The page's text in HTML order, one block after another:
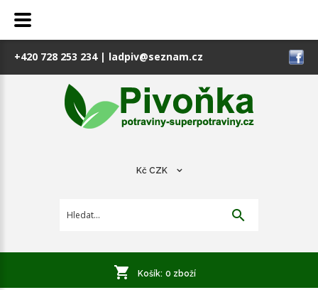
+420 728 253 234| ladpiv@seznam.cz
Kč CZK
Košík: 0 zboží